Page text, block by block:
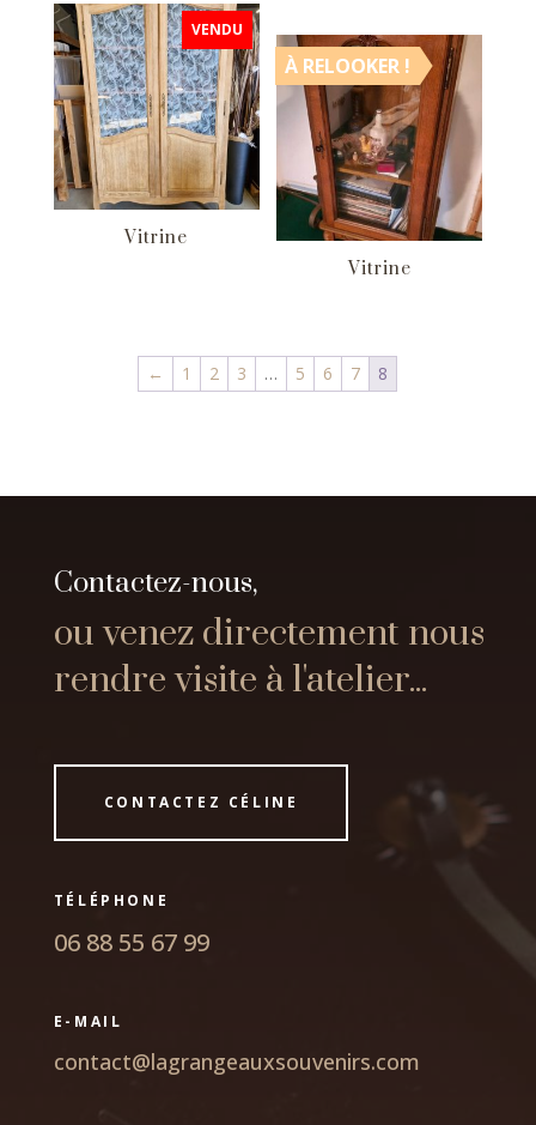
VENDU
Vitrine
À RELOOKER !
Vitrine
← 1 2 3 … 5 6 7 8
Contactez-nous,
ou venez directement nous
rendre visite à l'atelier...
CONTACTEZ CÉLINE
TÉLÉPHONE
06 88 55 67 99
E-MAIL
contact@lagrangeauxsouvenirs.com